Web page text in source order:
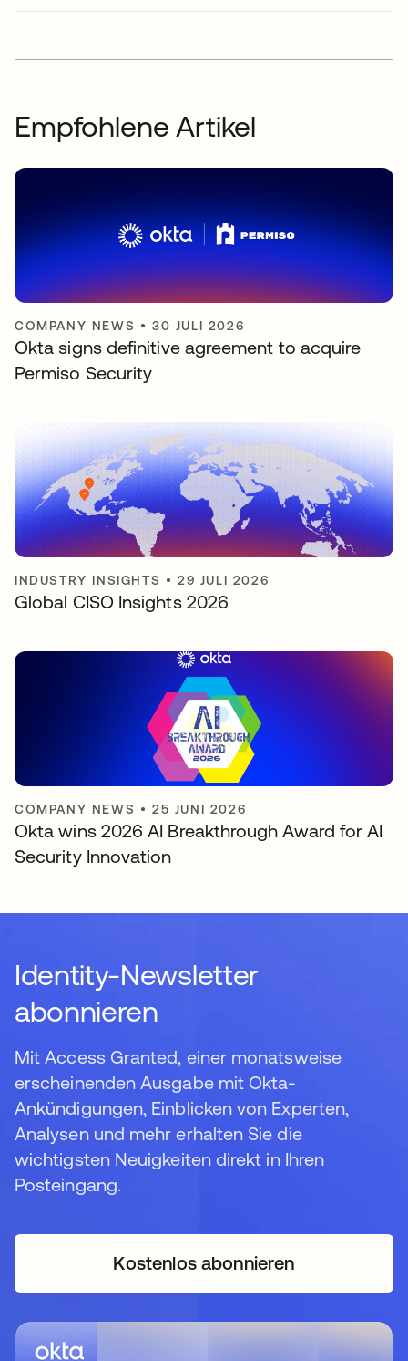
Empfohlene Artikel
COMPANY NEWS •30 JULI 2026
Okta signs definitive agreement to acquire
Permiso Security
INDUSTRY INSIGHTS •29 JULI 2026
Global CISO Insights 2026
COMPANY NEWS •25 JUNI 2026
Okta wins 2026 AI Breakthrough Award for AI
Security Innovation
Identity-Newsletter
abonnieren
Mit Access Granted, einer monatsweise
erscheinenden Ausgabe mit Okta-
Ankündigungen, Einblicken von Experten,
Analysen und mehr erhalten Sie die
wichtigsten Neuigkeiten direkt in Ihren
Posteingang.
Kostenlos abonnieren
wird in einer neuen